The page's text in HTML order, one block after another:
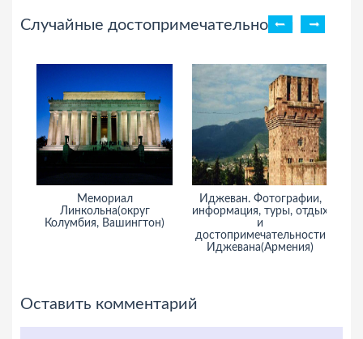
Случайные достопримечательности
Мемориал
Линкольна(округ
Колумбия, Вашингтон)
Иджеван. Фотографии,
информация, туры, отдых
и
достопримечательности
Иджевана(Армения)
Оставить комментарий